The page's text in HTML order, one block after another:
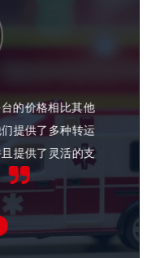
平台，我们深切
充满了爱心和耐
顾患者的各种需
关怀。